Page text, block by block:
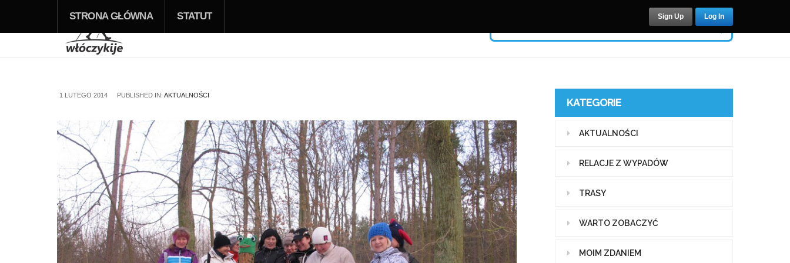
STRONA GŁÓWNA STATUT Log In
Sign Up
1 LUTEGO 2014 PUBLISHED IN: AKTUALNOŚCI
KATEGORIE
AKTUALNOŚCI
RELACJE Z WYPADÓW
TRASY
WARTO ZOBACZYĆ
MOIM ZDANIEM
USERNAME
PASSWORD
Remember Me